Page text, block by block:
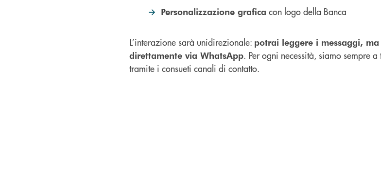
Personalizzazione grafica con logo della Banca
L’interazione sarà unidirezionale: potrai leggere i messaggi,
direttamente via WhatsApp. Per ogni necessità, siamo sempre
tramite i consueti canali di contatto.